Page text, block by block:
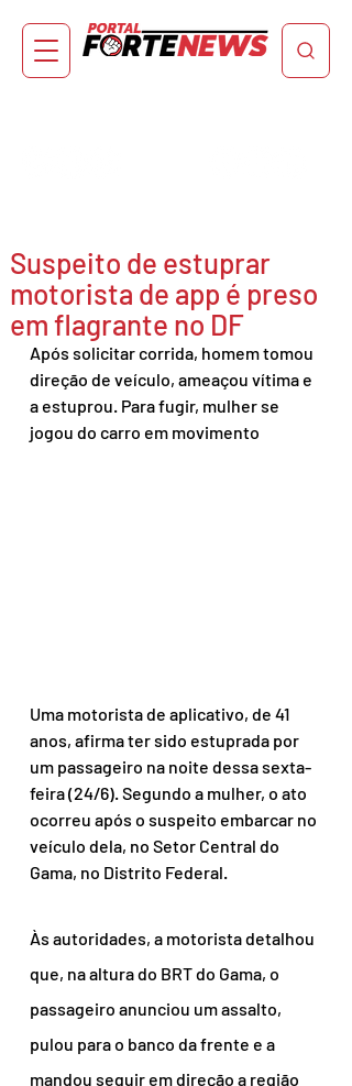
Suspeito de estuprar
motorista de app é preso
em flagrante no DF
Após solicitar corrida, homem tomou
direção de veículo, ameaçou vítima e
a estuprou. Para fugir, mulher se
jogou do carro em movimento
Uma motorista de aplicativo, de 41
anos, afirma ter sido estuprada por
um passageiro na noite dessa sexta-
feira (24/6). Segundo a mulher, o ato
ocorreu após o suspeito embarcar no
veículo dela, no Setor Central do
Gama, no Distrito Federal.
Às autoridades, a motorista detalhou
que, na altura do BRT do Gama, o
passageiro anunciou um assalto,
pulou para o banco da frente e a
mandou seguir em direção a região